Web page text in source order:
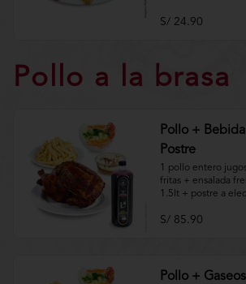
m/TYCGenerales
S/ 24.90
Pollo a la brasa
Pollo +
Postre
1 pollo entero
fritas + ensalada
1.5lt + postre a
Aplica terminos y
S/ 85.90
Pollo +